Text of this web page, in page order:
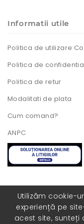
Informatii utile
Politica de utilizare
Politica de
Politica de retur
Modalitati de plata
Cum comand?
ANPC
Utilizăm cookie-
experiență pe
acest site,
Toate